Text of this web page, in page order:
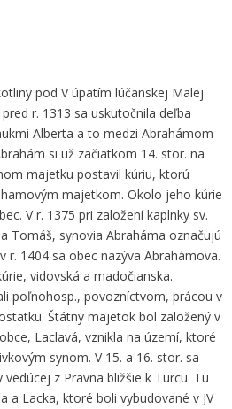
pod V úpätím lúčanskej Malej
r. 1313 sa uskutočnila deľba
Alberta a to medzi Abrahámom
si už začiatkom 14. stor. na
majetku postavil kúriu, ktorú
majetkom. Okolo jeho kúrie
V r. 1375 pri založení kaplnky sv.
Tomáš, synovia Abraháma označujú
r. 1404 sa obec nazýva Abrahámova.
vidovská a madočianska.
poľnohosp., povozníctvom, prácou v
Štátny majetok bol založený v
Laclavá, vznikla na území, ktoré
synom. V 15. a 16. stor. sa
z Pravna bližšie k Turcu. Tu
a Lacka, ktoré boli vybudované v JV